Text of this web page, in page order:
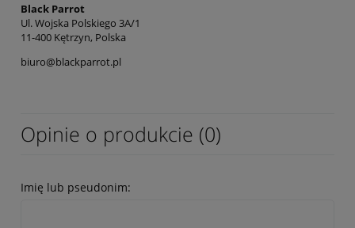
Black Parrot
Ul. Wojska Polskiego 3A/1
11-400 Kętrzyn, Polska
biuro@blackparrot.pl
Opinie o produkcie (0)
Imię lub pseudonim: